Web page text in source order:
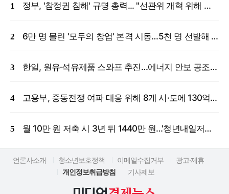
정부, '참정권 침해' 규명 총력... "선관위 개혁 위해 국정조사 등 모든 조치"
6만 명 몰린 '모두의 창업' 본격 시동…5천 명 선발해 밀착 지원
한일, 원유·석유제품 스와프 추진…에너지 안보 공조 강화
고용부, 중동전쟁 여파 대응 위해 8개 시·도에 130억 원 긴급 투입
월 10만 원 저축 시 3년 뒤 1440만 원…'청년내일저축계좌' 신규 모집
언론사소개 청소년보호정책 이메일수집거부
광고·제휴
개인정보취급방침
기사제보